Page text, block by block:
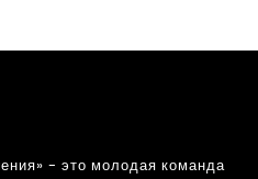
- это молодая команда